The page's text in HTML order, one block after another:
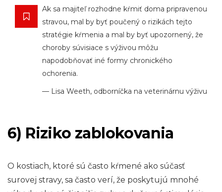
Ak sa majiteľ rozhodne kŕmiť doma pripravenou
stravou, mal by byť poučený o rizikách tejto
stratégie kŕmenia a mal by byť upozornený, že
choroby súvisiace s výživou môžu
napodobňovať iné formy chronického
ochorenia.
— Lisa Weeth, odborníčka na veterinárnu výživu
6) Riziko zablokovania
O kostiach, ktoré sú často kŕmené ako súčasť
surovej stravy, sa často verí, že poskytujú mnohé